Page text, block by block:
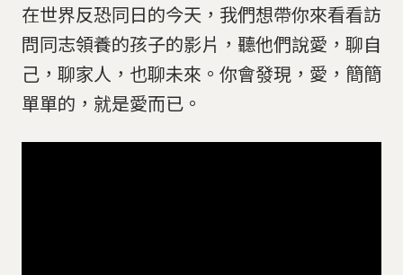
在世界反恐同日的今天，我們想帶你來看看訪
問同志領養的孩子的影片，聽他們說愛，聊自
己，聊家人，也聊未來。你會發現，愛，簡簡
單單的，就是愛而已。